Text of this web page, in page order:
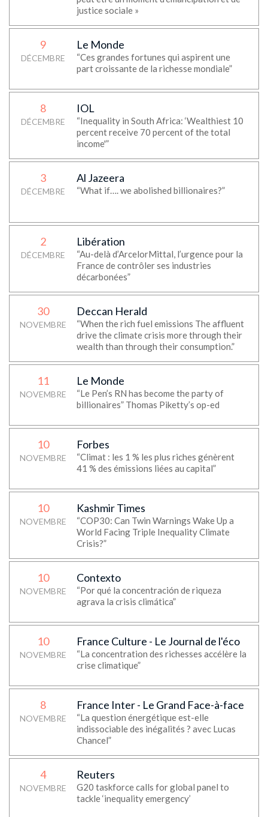
justice sociale »
9
DÉCEMBRE
Le Monde
“Ces grandes fortunes qui aspirent une
part croissante de la richesse mondiale”
8
DÉCEMBRE
IOL
“Inequality in South Africa: ‘Wealthiest 10
percent receive 70 percent of the total
income'”
3
DÉCEMBRE
Al Jazeera
“What if…. we abolished billionaires?”
2
DÉCEMBRE
Libération
“Au-delà d’ArcelorMittal, l’urgence pour la
France de contrôler ses industries
décarbonées”
30
NOVEMBRE
Deccan Herald
“When the rich fuel emissions The affluent
drive the climate crisis more through their
wealth than through their consumption.”
11
NOVEMBRE
Le Monde
“Le Pen’s RN has become the party of
billionaires” Thomas Piketty’s op-ed
10
NOVEMBRE
Forbes
“Climat : les 1 % les plus riches génèrent
41 % des émissions liées au capital”
10
NOVEMBRE
Kashmir Times
“COP30: Can Twin Warnings Wake Up a
World Facing Triple Inequality Climate
Crisis?”
10
NOVEMBRE
Contexto
“Por qué la concentración de riqueza
agrava la crisis climática”
10
NOVEMBRE
France Culture - Le Journal de l'éco
“La concentration des richesses accélère la
crise climatique”
8
NOVEMBRE
France Inter - Le Grand Face-à-face
“La question énergétique est-elle
indissociable des inégalités ? avec Lucas
Chancel”
4
NOVEMBRE
Reuters
G20 taskforce calls for global panel to
tackle ‘inequality emergency’